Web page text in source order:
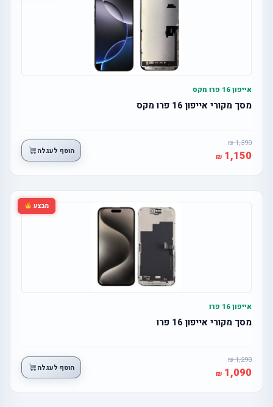
אייפון 16 פרו מקס
מסך מקורי אייפון 16 פרו מקס
1,390
1,150 הוסף לעגלה
מבצע
אייפון 16 פרו
מסך מקורי אייפון 16 פרו
1,290
1,090 הוסף לעגלה